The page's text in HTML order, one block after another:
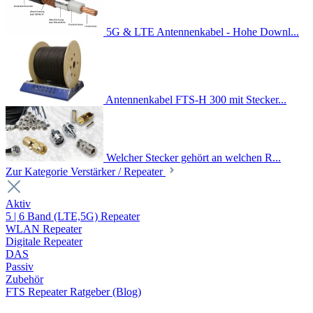
5G & LTE Antennenkabel - Hohe Downl...
Antennenkabel FTS-H 300 mit Stecker...
Welcher Stecker gehört an welchen R...
Zur Kategorie Verstärker / Repeater
Aktiv
5 | 6 Band (LTE,5G) Repeater
WLAN Repeater
Digitale Repeater
DAS
Passiv
Zubehör
FTS Repeater Ratgeber (Blog)